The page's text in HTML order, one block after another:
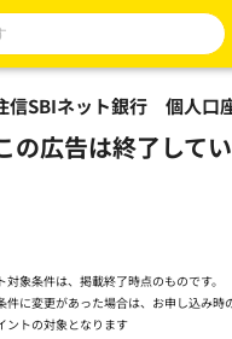
信SBIネット銀行 個人口
の広告は終了して
象条件は、掲載終了時点のものです。
件に変更があった場合は、お申し込み時
ントの対象となります